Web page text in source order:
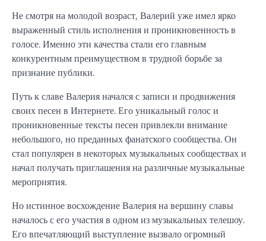
Не смотря на молодой возраст, Валерий уже имел ярко
выраженный стиль исполнения и проникновенность в
голосе. Именно эти качества стали его главным
конкурентным преимуществом в трудной борьбе за
признание публики.
Путь к славе Валерия начался с записи и продвижения
своих песен в Интернете. Его уникальный голос и
проникновенные тексты песен привлекли внимание
небольшого, но преданных фанатского сообщества. Он
стал популярен в некоторых музыкальных сообществах и
начал получать приглашения на различные музыкальные
мероприятия.
Но истинное восхождение Валерия на вершину славы
началось с его участия в одном из музыкальных телешоу.
Его впечатляющий выступление вызвало огромный